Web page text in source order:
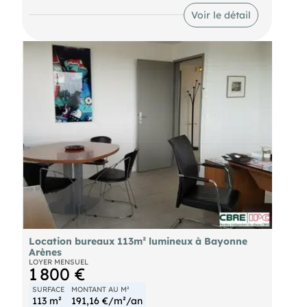
Voir le détail
Location bureaux 113m² lumineux à Bayonne
Arènes
LOYER MENSUEL
1 800 €
SURFACE
113 m²
MONTANT AU M²
191,16 €/m²/an